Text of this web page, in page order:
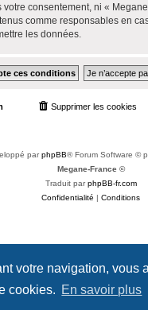
votre navigation, vous
cookies. En savoir plus
votre consentement, ni «
comme responsables en
les données.
Supprimer les cookies
parphpBB® Forum Software ©
Megane-France ©
Traduit parphpBB-fr.com
Confidentialité | Conditions